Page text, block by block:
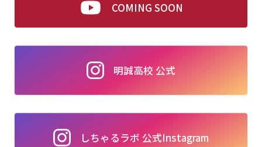
COMING SOON
明誠高校 公式
しちゃるラボ 公式Instagram